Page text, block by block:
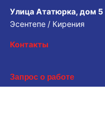
Улица Ататюрка, дом 5
Эсентепе / Кирения
Контакты
Запрос о работе